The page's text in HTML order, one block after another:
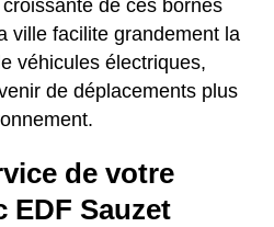
de ces bornes
ville facilite grandement la
véhicules électriques,
de déplacements plus
de votre
EDF Sauzet